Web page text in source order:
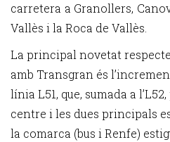
carretera a Granollers,
Vallès i la Roca de Vallès.
La principal novetat
amb Transgran és
línia L51, que, sumada a
centre i les dues principals
la comarca (bus i Renfe)